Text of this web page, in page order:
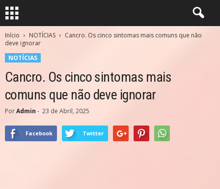
Início NOTÍCIAS
Cancro. Os cinco sintomas mais comuns que não
deve ignorar
NOTÍCIAS
Cancro. Os cinco sintomas mais
comuns que não deve ignorar
PorAdmin - 23 de Abril, 2025
Facebook Twitter